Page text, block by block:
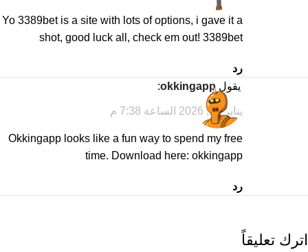
Yo 3389bet is a site with lots of options, i gave it a
shot, good luck all, check em out! 3389bet
رد
يقول okkingapp
:
يناير 10, 2026 الساعة 7:38 م
Okkingapp looks like a fun way to spend my free
time. Download here: okkingapp
رد
اترك تعليقاً